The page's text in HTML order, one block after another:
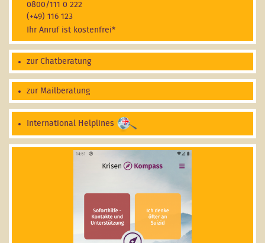
0800/111 0 222
(+49) 116 123
Ihr Anruf ist kostenfrei*
zur Chatberatung
zur Mailberatung
International Helplines